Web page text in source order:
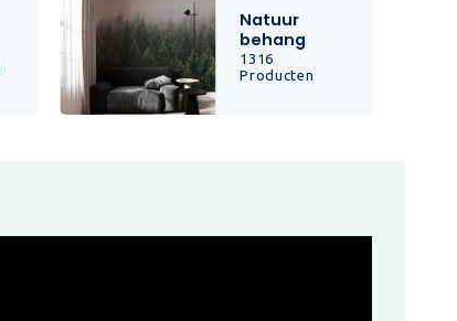
Natuur
behang
1316
Producten